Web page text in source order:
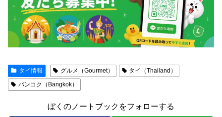
タイ情報 グルメ（Gourmet）
タイ（Thailand）
バンコク（Bangkok）
ぼくのノートブックをフォローする